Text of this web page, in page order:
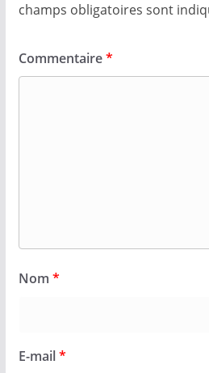
champs obligatoires sont
Commentaire*
Nom *
E-mail*